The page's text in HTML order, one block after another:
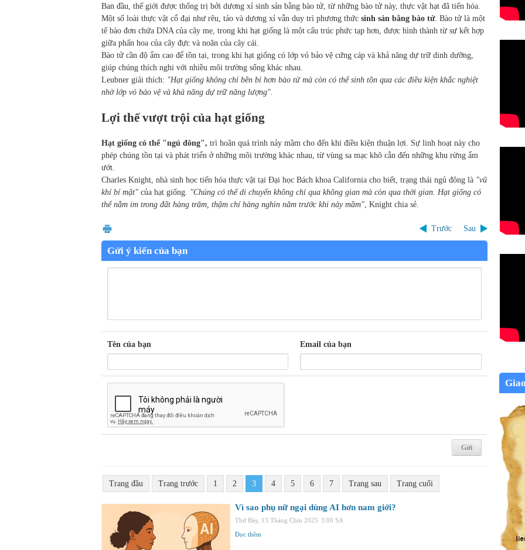
Ban đầu, thế giới được thống trị bởi dương xỉ sinh sản bằng bào tử, từ những bào tử này, thực vật hạt đã tiến hóa.
Một số loài thực vật cổ đại như rêu, tảo và dương xỉ vẫn duy trì phương thức sinh sản bằng bào tử. Bào tử là một
tế bào đơn chứa DNA của cây mẹ, trong khi hạt giống là một cấu trúc phức tạp hơn, được hình thành từ sự kết hợp
giữa phấn hoa của cây đực và noãn của cây cái.
Bào tử cần độ ẩm cao để tồn tại, trong khi hạt giống có lớp vỏ bảo vệ cứng cáp và khả năng dự trữ dinh dưỡng,
giúp chúng thích nghi với nhiều môi trường sống khác nhau.
Leubner giải thích: "Hạt giống không chỉ bền bỉ hơn bào tử mà còn có thể sinh tồn qua các điều kiện khắc nghiệt
nhờ lớp vỏ bảo vệ và khả năng dự trữ năng lượng".
Lợi thế vượt trội của hạt giống
Hạt giống có thể "ngủ đông", trì hoãn quá trình nảy mầm cho đến khi điều kiện thuận lợi. Sự linh hoạt này cho
phép chúng tồn tại và phát triển ở những môi trường khác nhau, từ vùng sa mạc khô cằn đến những khu rừng ẩm
ướt.
Charles Knight, nhà sinh học tiến hóa thực vật tại Đại học Bách khoa California cho biết, trạng thái ngủ đông là "vũ
khí bí mật" của hạt giống. "Chúng có thể di chuyển không chỉ qua không gian mà còn qua thời gian. Hạt giống có
thể nằm im trong đất hàng trăm, thậm chí hàng nghìn năm trước khi nảy mầm", Knight chia sẻ.
Trước Sau
Gửi ý kiến của bạn
Tên của bạn Email của bạn
Trang đầu Trang trước 1 2 3 4 5 6 7 Trang sau Trang cuối
Vì sao phụ nữ ngại dùng AI hơn nam giới?
Thứ Bảy, 13 Tháng Chín 2025 3:00 SA
Đọc thêm